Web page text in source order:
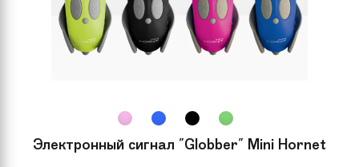
Электронный сигнал "Globber" Mini Hornet